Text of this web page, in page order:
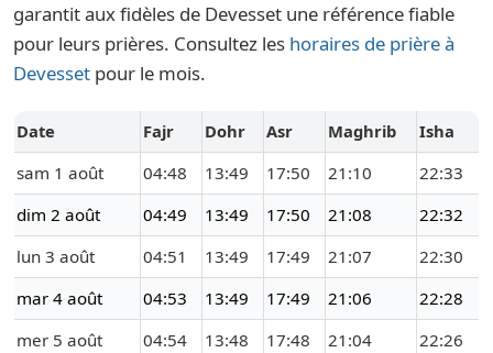
garantit aux fidèles de Devesset une référence fiable
pour leurs prières. Consultez les horaires de prière à
Devesset pour le mois.
Date Fajr Dohr Asr Maghrib
Isha
sam 1 août
04:48 13:49 17:50 21:10
22:33
dim 2 août
04:49 13:49 17:50 21:08
22:32
lun 3 août
04:51 13:49 17:49 21:07
22:30
mar 4 août
04:53 13:49 17:49 21:06
22:28
mer 5 août
04:54 13:48 17:48 21:04
22:26